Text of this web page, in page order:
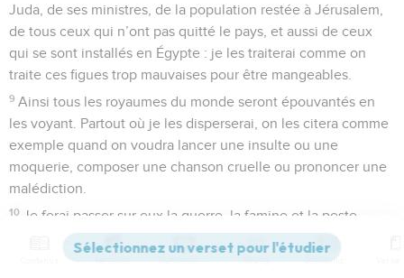
Juda, de ses ministres, de la population restée à Jérusalem,
de tous ceux qui n’ont pas quitté le pays, et aussi de ceux
qui se sont installés en Égypte : je les traiterai comme on
traite ces figues trop mauvaises pour être mangeables.
9 Ainsi tous les royaumes du monde seront épouvantés en
les voyant. Partout où je les disperserai, on les citera comme
exemple quand on voudra lancer une insulte ou une
moquerie, composer une chanson cruelle ou prononcer une
malédiction.
10
Je ferai passer sur eux la guerre, la famine et la peste
jusqu’à ce qu’ils aient disparu du sol que je leur avais donné,
à leurs ancêtres et à eux. »
Versions Commentaires Strong